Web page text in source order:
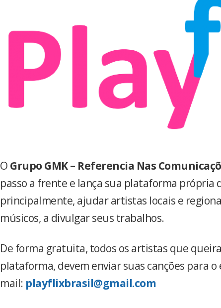
O Grupo GMK – Referencia Nas
passo a frente e lança sua plataforma própria
principalmente, ajudar artistas locais e
músicos, a divulgar seus trabalhos.
De forma gratuita, todos os artistas que
plataforma, devem enviar suas canções para o
mail: playflixbrasil@gmail.com